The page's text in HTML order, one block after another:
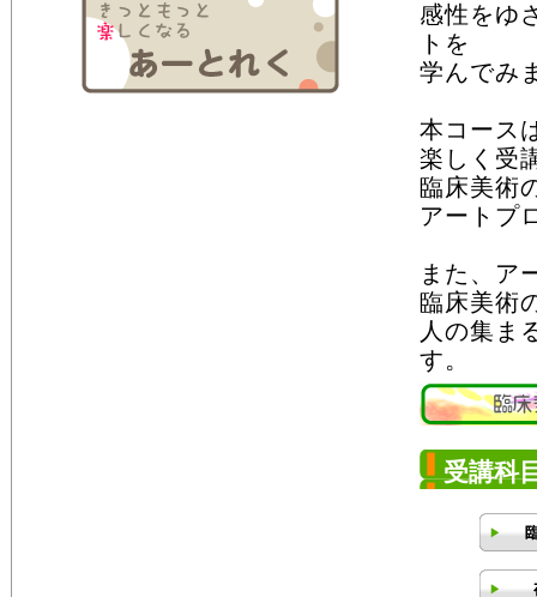
感性をゆ
トを
学んでみ
本コース
楽しく受
臨床美術
アートプ
また、ア
臨床美術
人の集ま
す。
受講科